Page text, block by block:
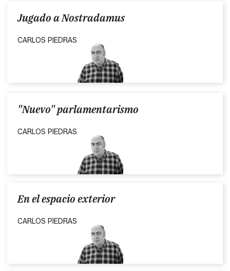
Jugado a Nostradamus
CARLOS PIEDRAS
"Nuevo" parlamentarismo
CARLOS PIEDRAS
En el espacio exterior
CARLOS PIEDRAS